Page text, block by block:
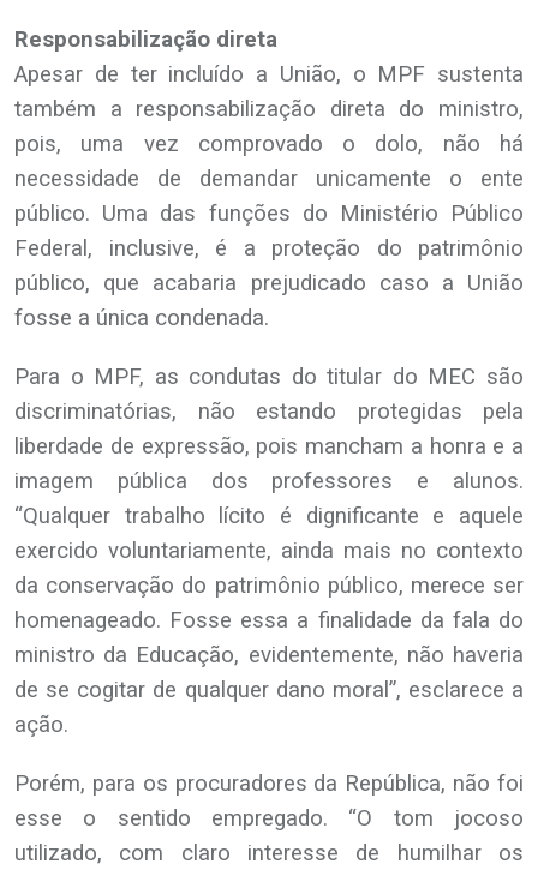
Responsabilização direta
Apesar de ter incluído a União, o MPF sustenta
também a responsabilização direta do ministro,
pois, uma vez comprovado o dolo, não há
necessidade de demandar unicamente o ente
público. Uma das funções do Ministério Público
Federal, inclusive, é a proteção do patrimônio
público, que acabaria prejudicado caso a União
fosse a única condenada.
Para o MPF, as condutas do titular do MEC são
discriminatórias, não estando protegidas pela
liberdade de expressão, pois mancham a honra e a
imagem pública dos professores e alunos.
“Qualquer trabalho lícito é dignificante e aquele
exercido voluntariamente, ainda mais no contexto
da conservação do patrimônio público, merece ser
homenageado. Fosse essa a finalidade da fala do
ministro da Educação, evidentemente, não haveria
de se cogitar de qualquer dano moral”, esclarece a
ação.
Porém, para os procuradores da República, não foi
esse o sentido empregado. “O tom jocoso
utilizado, com claro interesse de humilhar os